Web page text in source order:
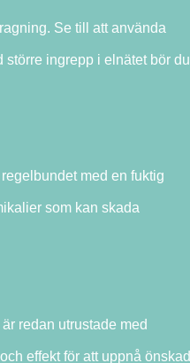
Se till att använda
ingrepp i elnätet bör du
med en fuktig
som kan skada
redan utrustade med
effekt för att uppnå önskad